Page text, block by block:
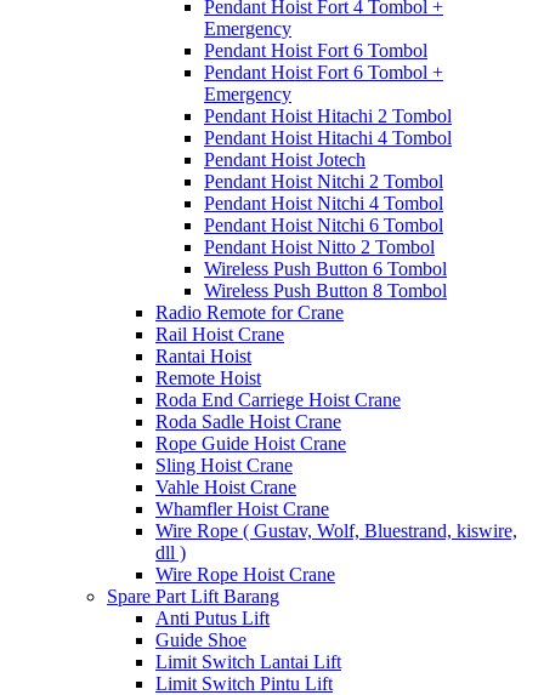
Pendant Hoist Fort 4 Tombol +
Emergency
Pendant Hoist Fort 6 Tombol
Pendant Hoist Fort 6 Tombol +
Emergency
Pendant Hoist Hitachi 2 Tombol
Pendant Hoist Hitachi 4 Tombol
Pendant Hoist Jotech
Pendant Hoist Nitchi 2 Tombol
Pendant Hoist Nitchi 4 Tombol
Pendant Hoist Nitchi 6 Tombol
Pendant Hoist Nitto 2 Tombol
Wireless Push Button 6 Tombol
Wireless Push Button 8 Tombol
Radio Remote for Crane
Rail Hoist Crane
Rantai Hoist
Remote Hoist
Roda End Carriege Hoist Crane
Roda Sadle Hoist Crane
Rope Guide Hoist Crane
Sling Hoist Crane
Vahle Hoist Crane
Whamfler Hoist Crane
Wire Rope ( Gustav, Wolf, Bluestrand, kiswire,
dll )
Wire Rope Hoist Crane
Spare Part Lift Barang
Anti Putus Lift
Guide Shoe
Limit Switch Lantai Lift
Limit Switch Pintu Lift